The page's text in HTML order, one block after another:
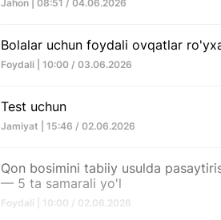
Jahon | 08:51 / 04.06.2026
Bolalar uchun foydali ovqatlar
Foydali | 10:00 / 03.06.2026
Test uchun
Jamiyat | 15:46 / 02.06.2026
Qon bosimini tabiiy usulda
— 5 ta samarali yo'l
Foydali | 10:00 / 02.06.2026